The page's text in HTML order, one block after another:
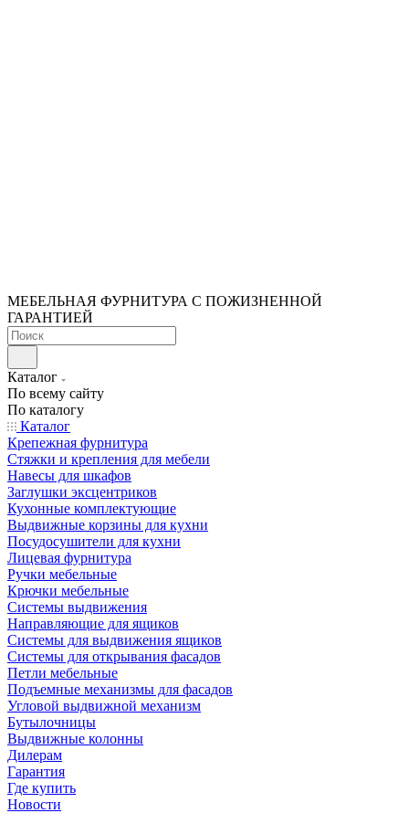
МЕБЕЛЬНАЯ ФУРНИТУРА С ПОЖИЗНЕННОЙ
ГАРАНТИЕЙ
Каталог
По всему сайту
По каталогу
Каталог
Крепежная фурнитура
Стяжки и крепления для мебели
Навесы для шкафов
Заглушки эксцентриков
Кухонные комплектующие
Выдвижные корзины для кухни
Посудосушители для кухни
Лицевая фурнитура
Ручки мебельные
Крючки мебельные
Системы выдвижения
Направляющие для ящиков
Системы для выдвижения ящиков
Системы для открывания фасадов
Петли мебельные
Подъемные механизмы для фасадов
Угловой выдвижной механизм
Бутылочницы
Выдвижные колонны
Дилерам
Гарантия
Где купить
Новости